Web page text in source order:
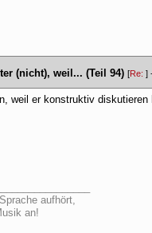
(nicht), weil... (Teil 94) [Re: ]
weil er konstruktiv
aufhört,
an!